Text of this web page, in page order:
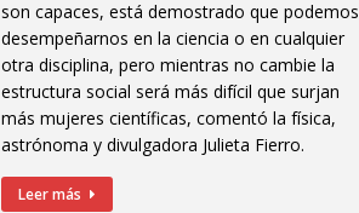
son capaces, está demostrado que podemos
desempeñarnos en la ciencia o en cualquier
otra disciplina, pero mientras no cambie la
estructura social será más difícil que surjan
más mujeres científicas, comentó la física,
astrónoma y divulgadora Julieta Fierro.
Leer más